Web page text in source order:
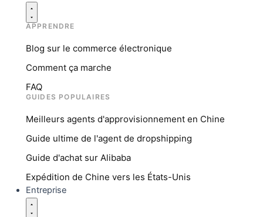
APPRENDRE
Blog sur le commerce électronique
Comment ça marche
FAQ
GUIDES POPULAIRES
Meilleurs agents d'approvisionnement en Chine
Guide ultime de l'agent de dropshipping
Guide d'achat sur Alibaba
Expédition de Chine vers les États-Unis
Entreprise